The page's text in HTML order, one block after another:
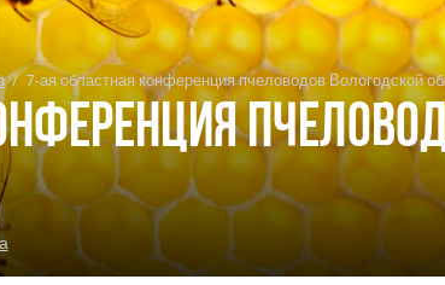
/ 7-ая областная конференция пчеловодов Вологодской